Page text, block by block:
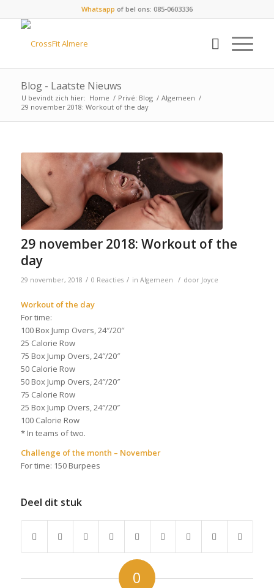
Whatsapp of bel ons: 085-0603336
Blog - Laatste Nieuws
U bevindt zich hier: Home / Privé: Blog / Algemeen /
29 november 2018: Workout of the day
29 november 2018: Workout of the
day
29 november, 2018 / 0 Reacties / in Algemeen / door Joyce
Workout of the day
For time:
100 Box Jump Overs, 24″/20″
25 Calorie Row
75 Box Jump Overs, 24″/20″
50 Calorie Row
50 Box Jump Overs, 24″/20″
75 Calorie Row
25 Box Jump Overs, 24″/20″
100 Calorie Row
* In teams of two.
Challenge of the month – November
For time: 150 Burpees
Deel dit stuk
0